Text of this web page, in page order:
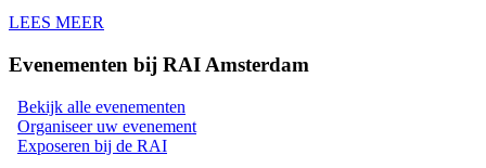
LEES MEER
Evenementen bij RAI Amsterdam
Bekijk alle evenementen
Organiseer uw evenement
Exposeren bij de RAI